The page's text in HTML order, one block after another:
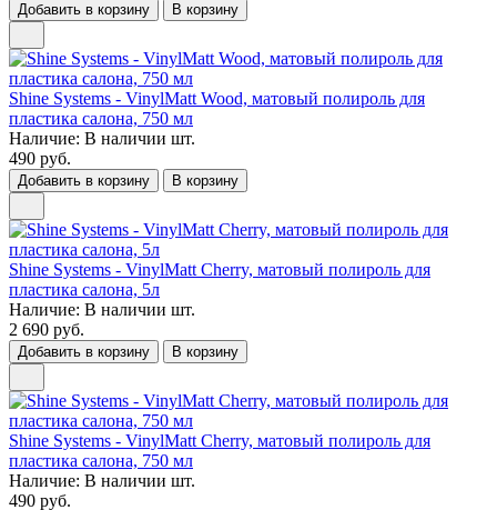
Добавить в корзину В корзину
Shine Systems - VinylMatt Wood, матовый полироль для
пластика салона, 750 мл
Наличие: В наличии шт.
490 руб.
Добавить в корзину В корзину
Shine Systems - VinylMatt Cherry, матовый полироль для
пластика салона, 5л
Наличие: В наличии шт.
2 690 руб.
Добавить в корзину В корзину
Shine Systems - VinylMatt Cherry, матовый полироль для
пластика салона, 750 мл
Наличие: В наличии шт.
490 руб.